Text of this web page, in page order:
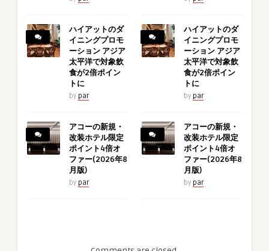
ハイアットのダ
イニングプロモ
ーション アジア
太平洋で対象飲
食が2倍ポイン
トに
by par
アコーの新規・
改装ホテル限定
ポイント4倍オ
ファー(2026年8
月版)
by par
ハイアットのダ
イニングプロモ
ーション アジア
太平洋で対象飲
食が2倍ポイン
トに
by par
アコーの新規・
改装ホテル限定
ポイント4倍オ
ファー(2026年8
月版)
by par